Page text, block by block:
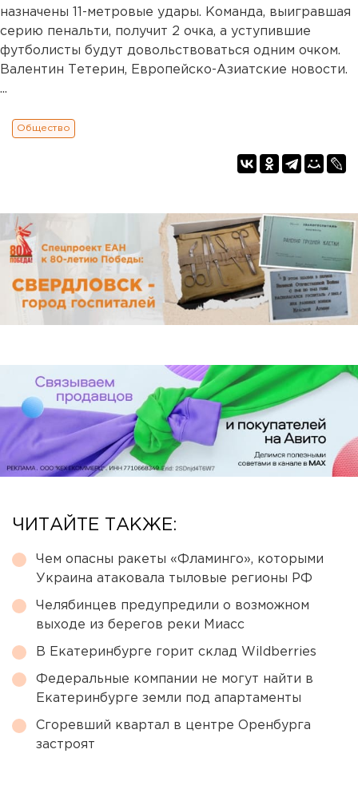
назначены 11-метровые удары. Команда, выигравшая
серию пенальти, получит 2 очка, а уступившие
футболисты будут довольствоваться одним очком.
Валентин Тетерин, Европейско-Азиатские новости.
...
Общество
ЧИТАЙТЕ ТАКЖЕ:
Чем опасны ракеты «Фламинго», которыми
Украина атаковала тыловые регионы РФ
Челябинцев предупредили о возможном
выходе из берегов реки Миасс
В Екатеринбурге горит склад Wildberries
Федеральные компании не могут найти в
Екатеринбурге земли под апартаменты
Сгоревший квартал в центре Оренбурга
застроят